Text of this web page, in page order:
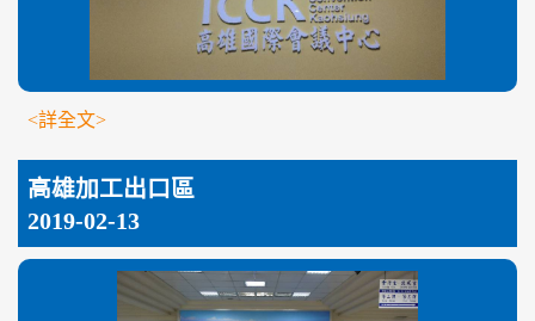
<詳全文>
高雄加工出口區
2019-02-13